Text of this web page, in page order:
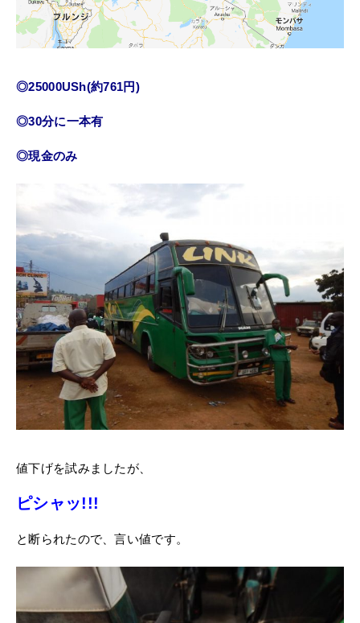
◎25000USh(約761円)
◎30分に一本有
◎現金のみ
値下げを試みましたが、
ピシャッ!!!
と断られたので、言い値です。